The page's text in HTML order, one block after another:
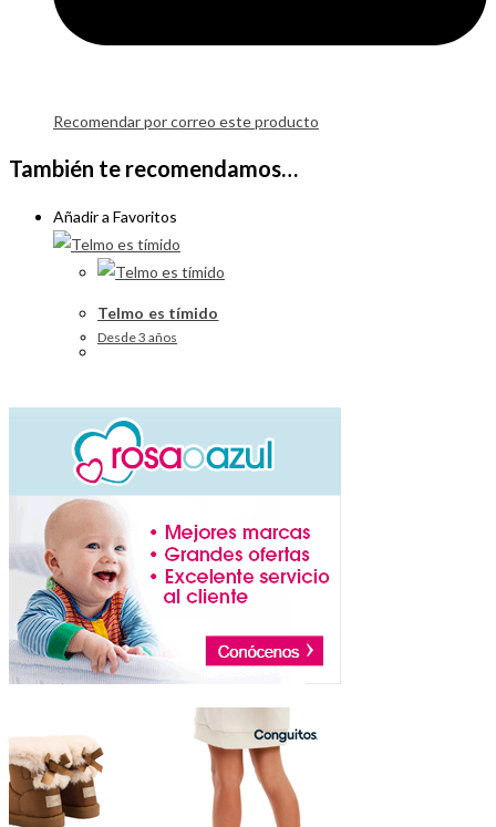
Recomendar por correo este producto
También te recomendamos…
Añadir a Favoritos
Telmo es tímido
Desde 3 años